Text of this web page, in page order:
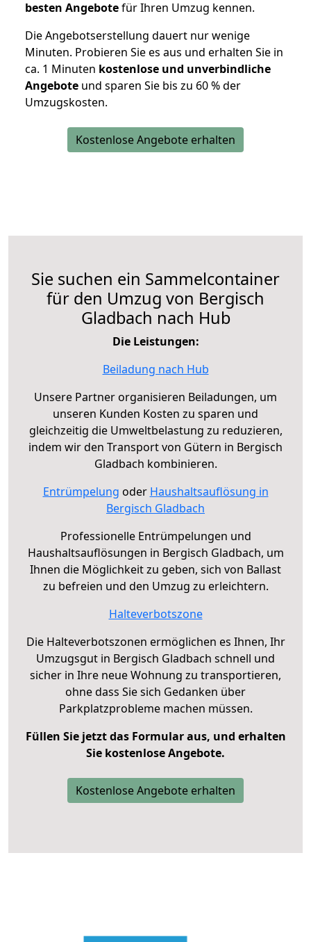
besten Angebotefür Ihren Umzug kennen.
Die Angebotserstellung dauert nur wenige
Minuten. Probieren Sie es aus und erhalten Sie in
ca. 1 Minuten kostenlose und unverbindliche
Angebote und sparen Sie bis zu 60 % der
Umzugskosten.
Kostenlose Angebote erhalten
Sie suchen ein Sammelcontainer
für den Umzug von Bergisch
Gladbach nach Hub
Die Leistungen:
Beiladung nach Hub
Unsere Partner organisieren Beiladungen, um
unseren Kunden Kosten zu sparen und
gleichzeitig die Umweltbelastung zu reduzieren,
indem wir den Transport von Gütern in Bergisch
Gladbach kombinieren.
Entrümpelung oder Haushaltsauflösung in
Bergisch Gladbach
Professionelle Entrümpelungen und
Haushaltsauflösungen in Bergisch Gladbach, um
Ihnen die Möglichkeit zu geben, sich von Ballast
zu befreien und den Umzug zu erleichtern.
Halteverbotszone
Die Halteverbotszonen ermöglichen es Ihnen, Ihr
Umzugsgut in Bergisch Gladbach schnell und
sicher in Ihre neue Wohnung zu transportieren,
ohne dass Sie sich Gedanken über
Parkplatzprobleme machen müssen.
Füllen Sie jetzt das Formular aus, und erhalten
Sie kostenlose Angebote.
Kostenlose Angebote erhalten